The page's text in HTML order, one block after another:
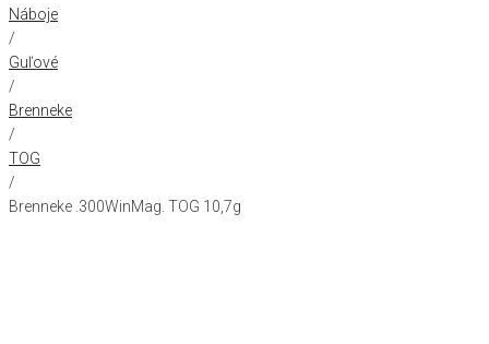
Náboje
/
Guľové
/
Brenneke
/
TOG
/
Brenneke .300WinMag. TOG 10,7g